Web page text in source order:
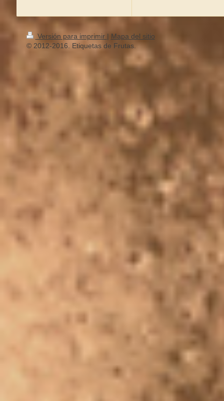
Versión para imprimir | Mapa del sitio
© 2012-2016. Etiquetas de Frutas.